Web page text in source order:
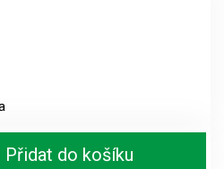
Přidat do košíku